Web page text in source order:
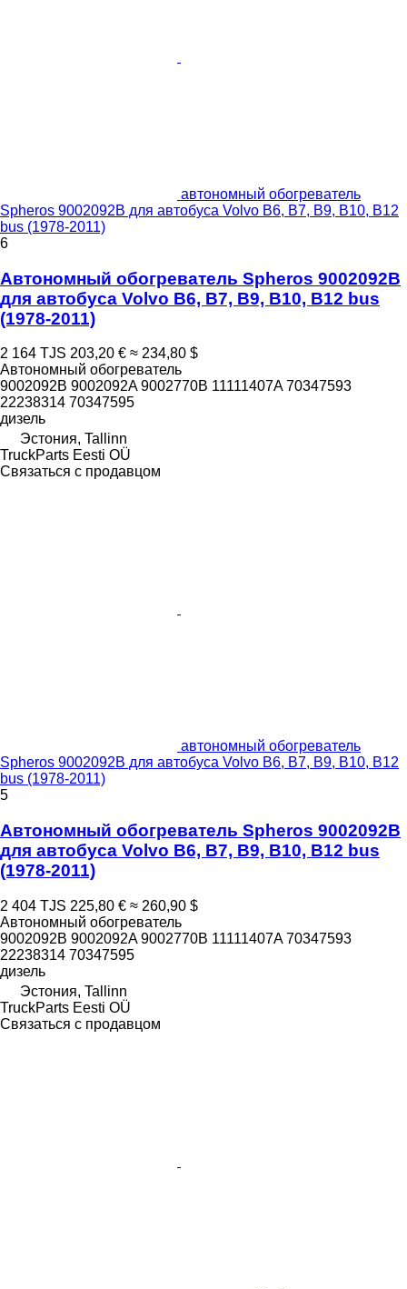
автономный обогреватель
Spheros 9002092B для автобуса Volvo B6, B7, B9, B10, B12
bus (1978-2011)
6
Автономный обогреватель Spheros 9002092B
для автобуса Volvo B6, B7, B9, B10, B12 bus
(1978-2011)
2 164 TJS 203,20 € ≈ 234,80 $
Автономный обогреватель
9002092B 9002092A 9002770B 11111407A 70347593
22238314 70347595
дизель
Эстония, Tallinn
TruckParts Eesti OÜ
Связаться с продавцом
автономный обогреватель
Spheros 9002092B для автобуса Volvo B6, B7, B9, B10, B12
bus (1978-2011)
5
Автономный обогреватель Spheros 9002092B
для автобуса Volvo B6, B7, B9, B10, B12 bus
(1978-2011)
2 404 TJS 225,80 € ≈ 260,90 $
Автономный обогреватель
9002092B 9002092A 9002770B 11111407A 70347593
22238314 70347595
дизель
Эстония, Tallinn
TruckParts Eesti OÜ
Связаться с продавцом